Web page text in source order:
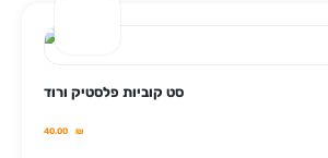
סט קוביות פלסטיק ורוד
40.00 ₪